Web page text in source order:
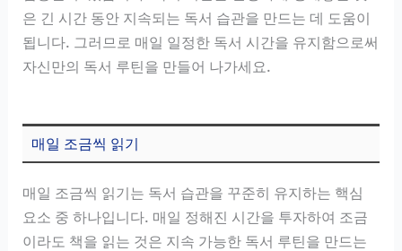
은 긴 시간 동안 지속되는 독서 습관을 만드는 데 도움이
됩니다. 그러므로 매일 일정한 독서 시간을 유지함으로써
자신만의 독서 루틴을 만들어 나가세요.
매일 조금씩 읽기
매일 조금씩 읽기는 독서 습관을 꾸준히 유지하는 핵심
요소 중 하나입니다. 매일 정해진 시간을 투자하여 조금
이라도 책을 읽는 것은 지속 가능한 독서 루틴을 만드는